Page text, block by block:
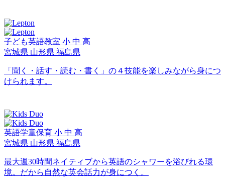
子ども英語教室 小 中 高
宮城県 山形県 福島県
「聞く・話す・読む・書く」の４技能を楽しみながら身につ
けられます。
英語学童保育 小 中 高
宮城県 山形県 福島県
最大週30時間ネイティブから英語のシャワーを浴びれる環
境。だから自然な英会話力が身につく。